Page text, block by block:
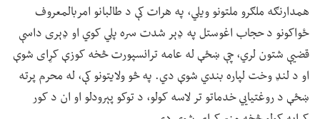
همدارنګه ملګرو ملتونو ویلي، په هرات کې د طالبانو امربالمعروف
ځواکونو د حجاب اغوستل په ډېر شدت سره پلي کوي او ډېری داسې
قضیې شتون لري، چې ښځې له عامه ترانسپورت څخه کوزې کړای شوې
او د لنډ وخت لپاره بندي شوې دي. په څو ولایتونو کې، له محرم پرته
ښځې د روغتیايي خدماتو تر لاسه کولو، د توکو پېرودلو او ان د کور